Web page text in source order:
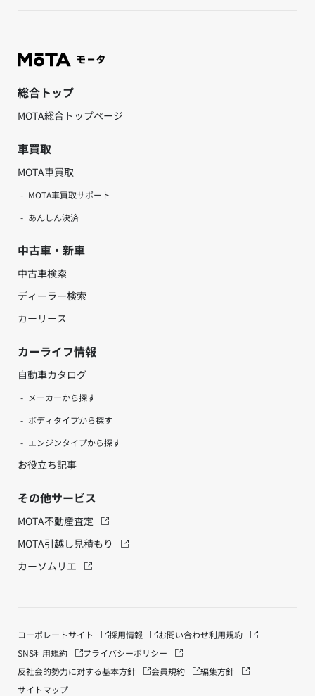
総合トップ
MOTA総合トップページ
車買取
MOTA車買取
MOTA車買取サポート
あんしん決済
中古車・新車
中古車検索
ディーラー検索
カーリース
カーライフ情報
自動車カタログ
メーカーから探す
ボディタイプから探す
エンジンタイプから探す
お役立ち記事
その他サービス
MOTA不動産査定
MOTA引越し見積もり
カーソムリエ
コーポレートサイト 採用情報 お問い合わせ利用規約
SNS利用規約
プライバシーポリシー
反社会的勢力に対する基本方針
会員規約
編集方針
サイトマップ